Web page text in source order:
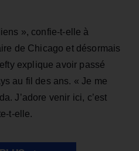
», confie-t-elle à
de Chicago et désormais
explique avoir passé
au fil des ans. « Je me
J’adore venir ici, c’est
t-elle.